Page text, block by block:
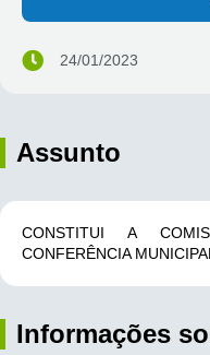
24/01/2023
Assunto
CONSTITUI A
CONFERÊNCIA
Informações